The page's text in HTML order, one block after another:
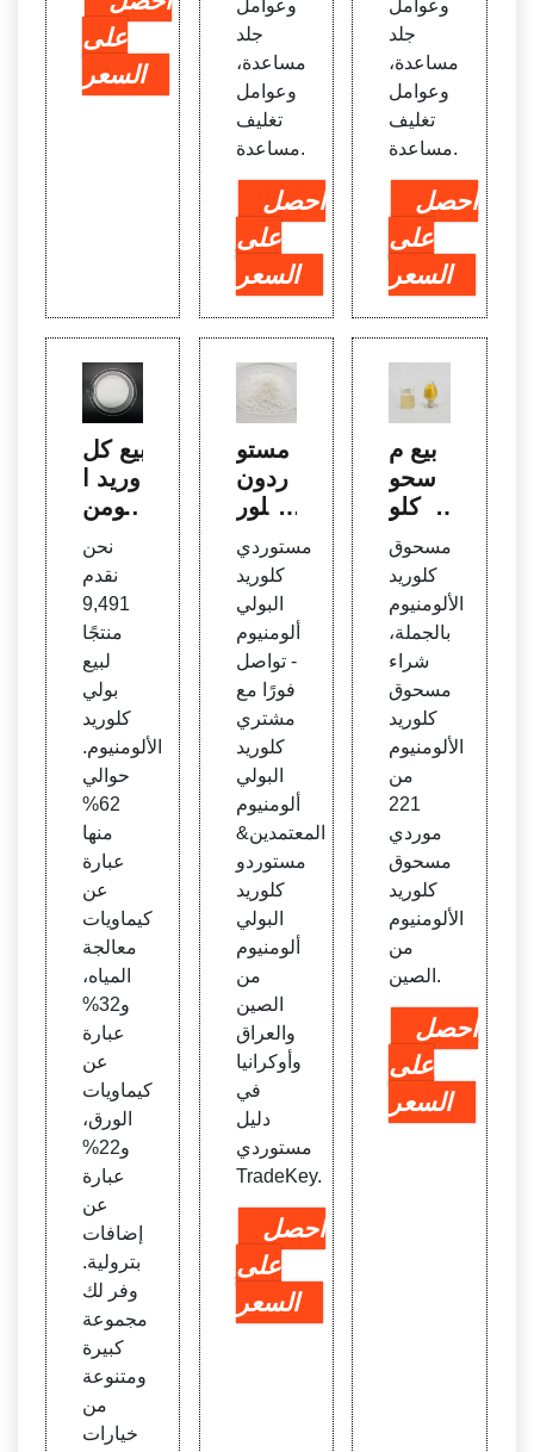
على
السعر
وعوامل
جلد
مساعدة،
وعوامل
تغليف
مساعدة.
احصل
على
السعر
وعوامل
جلد
مساعدة،
وعوامل
تغليف
مساعدة.
احصل
على
السعر
بيع كل
وريد ا
لألومن
لجمل
ة، كلو
ريد الأ
لومنيو
م
نحن
نقدم
9,491
منتجًا
لبيع
بولي
كلوريد
الألومنيوم.
حوالي
62%
منها
عبارة
عن
كيماويات
معالجة
المياه،
و32%
عبارة
عن
كيماويات
الورق،
و22%
عبارة
عن
إضافات
بترولية.
وفر لك
مجموعة
كبيرة
ومتنوعة
من
خيارات
مستو
ردون
وكلور
لي ألو
منيوم
كلوري
د البو
لي ألو
منيوم
مستوردي
كلوريد
البولي
ألومنيوم
- تواصل
فورًا مع
مشتري
كلوريد
البولي
ألومنيوم
المعتمدين&
مستوردو
كلوريد
البولي
ألومنيوم
من
الصين
والعراق
وأوكرانيا
في
دليل
مستوردي
TradeKey.
احصل
على
السعر
بيع م
سحو
ق كلو
ريد الأ
لومنيو
م - كل
وريد ا
لألومن
يوم
مسحوق
كلوريد
الألومنيوم
بالجملة،
شراء
مسحوق
كلوريد
الألومنيوم
من
221
موردي
مسحوق
كلوريد
الألومنيوم
من
الصين.
احصل
على
السعر